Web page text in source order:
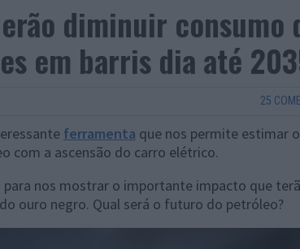
diminuir consumo
em barris dia até
25
ferramenta que nos permite estimar o
com a ascensão do carro elétrico.
nos mostrar o importante impacto que
ouro negro. Qual será o futuro do petróleo?